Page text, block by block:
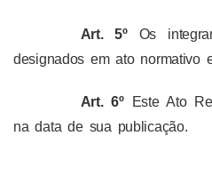
Art. 5ºOs
designados em ato normativo
Art. 6ºEste Ato
na data de sua publicação.